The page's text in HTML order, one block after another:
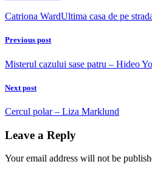
Catriona WardUltima casa de pe
Previous post
Misterul cazului sase patru – Hideo
Next post
Cercul polar – Liza Marklund
Leave a Reply
Your email address will not be